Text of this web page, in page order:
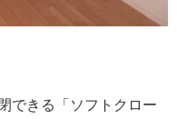
できる「ソフトクロー